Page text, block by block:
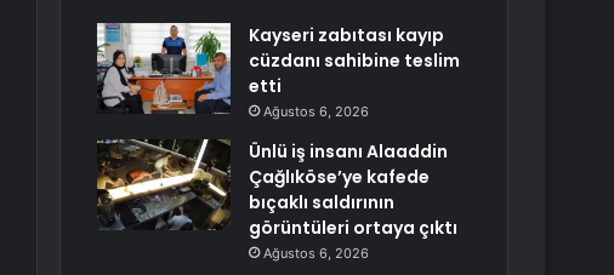
Kayseri zabıtası kayıp
cüzdanı sahibine teslim
etti
Ağustos 6, 2026
Ünlü iş insanı Alaaddin
Çağlıköse’ye kafede
bıçaklı saldırının
görüntüleri ortaya çıktı
Ağustos 6, 2026